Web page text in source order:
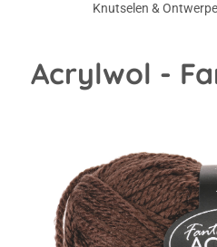
Knutselen &
Acrylwol -